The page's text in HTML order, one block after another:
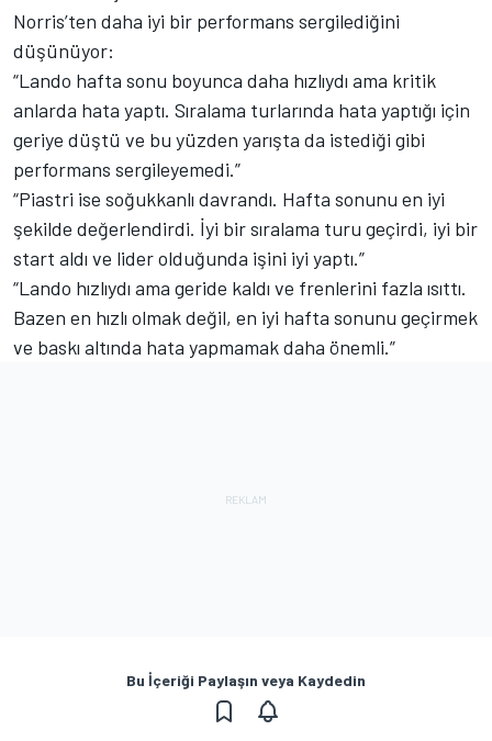
Norris’ten daha iyi bir performans sergilediğini
düşünüyor:
“Lando hafta sonu boyunca daha hızlıydı ama kritik
anlarda hata yaptı. Sıralama turlarında hata yaptığı için
geriye düştü ve bu yüzden yarışta da istediği gibi
performans sergileyemedi.”
“Piastri ise soğukkanlı davrandı. Hafta sonunu en iyi
şekilde değerlendirdi. İyi bir sıralama turu geçirdi, iyi bir
start aldı ve lider olduğunda işini iyi yaptı.”
“Lando hızlıydı ama geride kaldı ve frenlerini fazla ısıttı.
Bazen en hızlı olmak değil, en iyi hafta sonunu geçirmek
ve baskı altında hata yapmamak daha önemli.”
Bu İçeriği Paylaşın veya Kaydedin